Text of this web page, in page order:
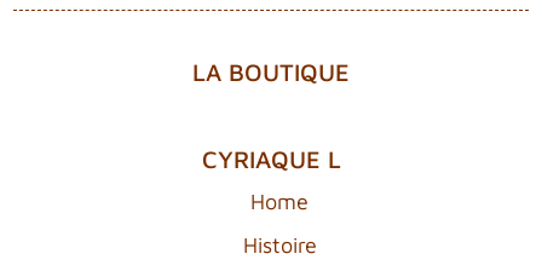
LA BOUTIQUE
CYRIAQUE L
Home
Histoire